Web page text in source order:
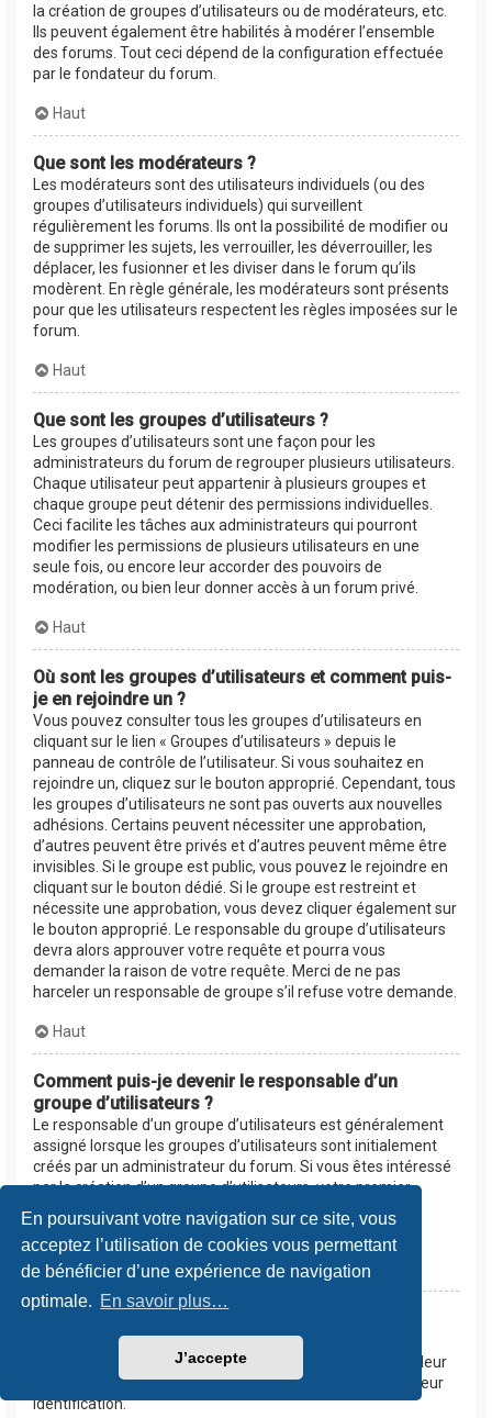
En poursuivant votre navigation sur ce site, vous
acceptez l’utilisation de cookies vous permettant
de bénéficier d’une expérience de navigation
optimale. En savoir plus…
J’accepte
la création de groupes d’utilisateurs ou de modérateurs, etc.
Ils peuvent également être habilités à modérer l’ensemble
des forums. Tout ceci dépend de la configuration effectuée
par le fondateur du forum.
Haut
Que sont les modérateurs ?
Les modérateurs sont des utilisateurs individuels (ou des
groupes d’utilisateurs individuels) qui surveillent
régulièrement les forums. Ils ont la possibilité de modifier ou
de supprimer les sujets, les verrouiller, les déverrouiller, les
déplacer, les fusionner et les diviser dans le forum qu’ils
modèrent. En règle générale, les modérateurs sont présents
pour que les utilisateurs respectent les règles imposées sur le
forum.
Haut
Que sont les groupes d’utilisateurs ?
Les groupes d’utilisateurs sont une façon pour les
administrateurs du forum de regrouper plusieurs utilisateurs.
Chaque utilisateur peut appartenir à plusieurs groupes et
chaque groupe peut détenir des permissions individuelles.
Ceci facilite les tâches aux administrateurs qui pourront
modifier les permissions de plusieurs utilisateurs en une
seule fois, ou encore leur accorder des pouvoirs de
modération, ou bien leur donner accès à un forum privé.
Haut
Où sont les groupes d’utilisateurs et comment puis-
je en rejoindre un ?
Vous pouvez consulter tous les groupes d’utilisateurs en
cliquant sur le lien « Groupes d’utilisateurs » depuis le
panneau de contrôle de l’utilisateur. Si vous souhaitez en
rejoindre un, cliquez sur le bouton approprié. Cependant, tous
les groupes d’utilisateurs ne sont pas ouverts aux nouvelles
adhésions. Certains peuvent nécessiter une approbation,
d’autres peuvent être privés et d’autres peuvent même être
invisibles. Si le groupe est public, vous pouvez le rejoindre en
cliquant sur le bouton dédié. Si le groupe est restreint et
nécessite une approbation, vous devez cliquer également sur
le bouton approprié. Le responsable du groupe d’utilisateurs
devra alors approuver votre requête et pourra vous
demander la raison de votre requête. Merci de ne pas
harceler un responsable de groupe s’il refuse votre demande.
Haut
Comment puis-je devenir le responsable d’un
groupe d’utilisateurs ?
Le responsable d’un groupe d’utilisateurs est généralement
assigné lorsque les groupes d’utilisateurs sont initialement
créés par un administrateur du forum. Si vous êtes intéressé
par la création d’un groupe d’utilisateurs, votre premier
contact devrait être un administrateur. Essayez de le
contacter en lui envoyant un message privé.
Haut
apparaissent dans une couleur différente ?
Les administrateurs du forum peuvent assigner une couleur
aux membres d’un groupe d’utilisateurs afin de faciliter leur
identification.